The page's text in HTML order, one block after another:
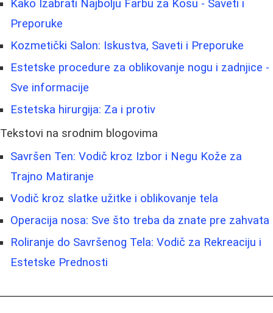
Kako Izabrati Najbolju Farbu za Kosu - Saveti i
Preporuke
Kozmetički Salon: Iskustva, Saveti i Preporuke
Estetske procedure za oblikovanje nogu i zadnjice -
Sve informacije
Estetska hirurgija: Za i protiv
Tekstovi na srodnim blogovima
Savršen Ten: Vodič kroz Izbor i Negu Kože za
Trajno Matiranje
Vodič kroz slatke užitke i oblikovanje tela
Operacija nosa: Sve što treba da znate pre zahvata
Roliranje do Savršenog Tela: Vodič za Rekreaciju i
Estetske Prednosti